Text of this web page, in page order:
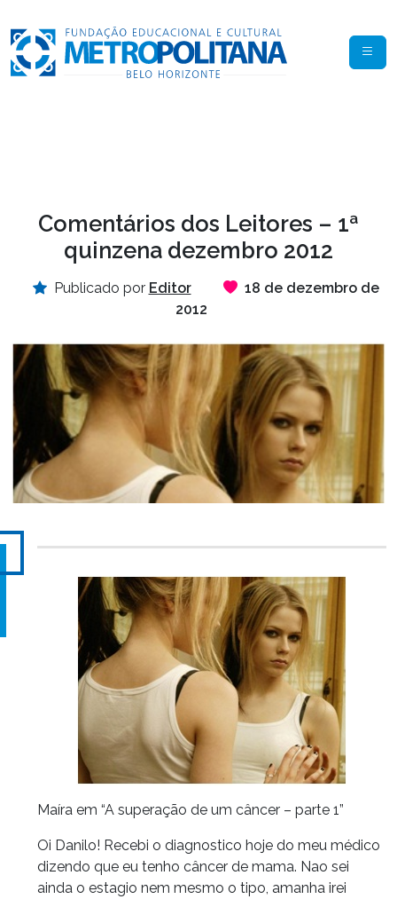
Comentários dos Leitores – 1ª
quinzena dezembro 2012
Publicado por Editor
18 de dezembro de
2012
Maíra em “A superação de um câncer – parte 1”
Oi Danilo! Recebi o diagnostico hoje do meu médico
dizendo que eu tenho câncer de mama. Nao sei
ainda o estagio nem mesmo o tipo, amanha irei